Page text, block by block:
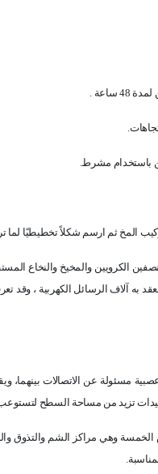
ساعة .
باستخدام مشرط.
المخ ثم ارسم شكلاً تخطيطيًا لما
الكرويين والمخيخ والنخاع
به آلاف الرسائل الكهربية ،
مسئولة عن الاتصالات بينهما،
تزيد من مساحة السطح لتستوعب
وهي مراكز الشم والتذوق